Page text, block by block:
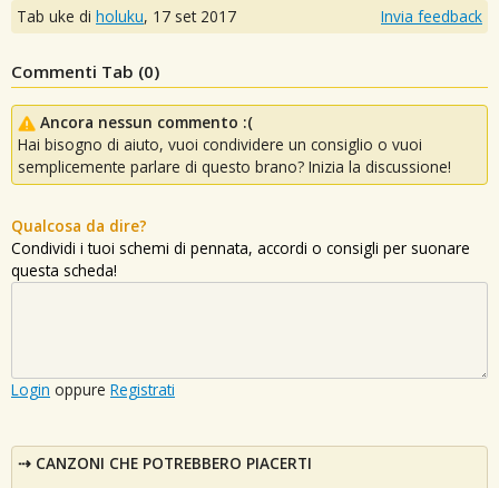
Tab uke di holuku, 17 set 2017 Invia feedback
Commenti Tab (0)
Ancora nessun commento :(
Hai bisogno di aiuto, vuoi condividere un consiglio o vuoi
semplicemente parlare di questo brano? Inizia la discussione!
Qualcosa da dire?
Condividi i tuoi schemi di pennata, accordi o consigli per suonare
questa scheda!
Login oppure Registrati
CANZONI CHE POTREBBERO PIACERTI